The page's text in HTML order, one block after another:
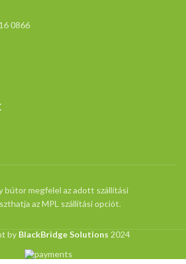
0866
bútor megfelel az adott szállítási
az MPL szállítási opciót.
by BlackBridge Solutions 2024